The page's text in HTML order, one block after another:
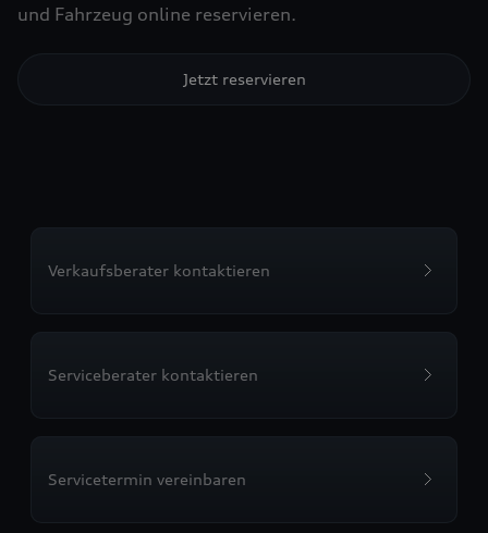
und Fahrzeug online reservieren.
Jetzt reservieren
Verkaufsberater kontaktieren
Serviceberater kontaktieren
Servicetermin vereinbaren